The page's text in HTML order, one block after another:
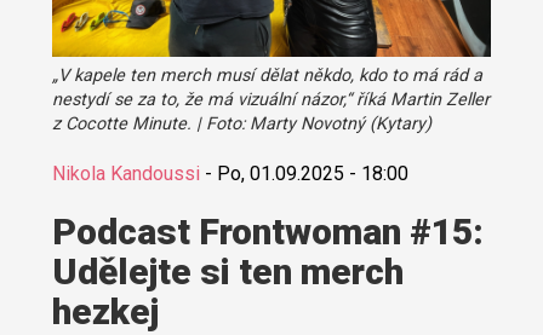
„V kapele ten merch musí dělat někdo, kdo to má rád a
nestydí se za to, že má vizuální názor,“ říká Martin Zeller
z Cocotte Minute. | Foto: Marty Novotný (Kytary)
Nikola Kandoussi - Po, 01.09.2025 - 18:00
Podcast Frontwoman #15:
Udělejte si ten merch
hezkej